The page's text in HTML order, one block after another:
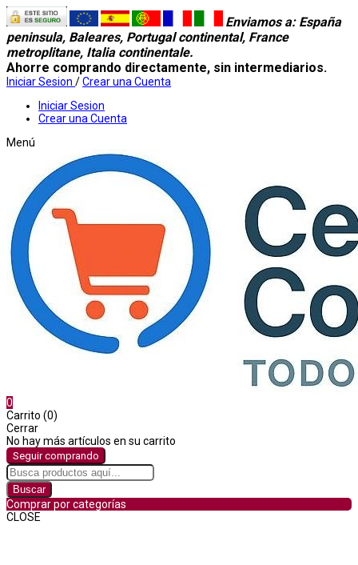
Enviamos a: España
peninsula, Baleares, Portugal continental, France
metroplitane, Italia continentale.
Ahorre comprando directamente, sin intermediarios.
Iniciar Sesion /Crear una Cuenta
Iniciar Sesion
Crear una Cuenta
Menú
0
Carrito (0)
Cerrar
No hay más artículos en su carrito
Seguir comprando
Buscar
Comprar por categorías
CLOSE